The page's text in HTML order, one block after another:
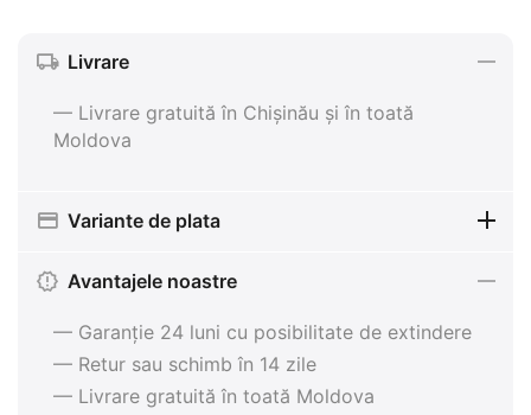
Livrare
— Livrare gratuită în Chișinău și în toată
Moldova
Variante de plata
Avantajele noastre
— Garanție 24 luni cu posibilitate de extindere
— Retur sau schimb în 14 zile
— Livrare gratuită în toată Moldova